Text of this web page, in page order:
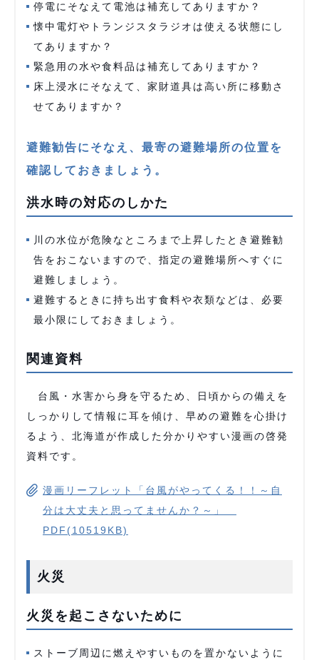
停電にそなえて電池は補充してありますか？
懐中電灯やトランジスタラジオは使える状態にし
てありますか？
緊急用の水や食料品は補充してありますか？
床上浸水にそなえて、家財道具は高い所に移動さ
せてありますか？
避難勧告にそなえ、最寄の避難場所の位置を
確認しておきましょう。
洪水時の対応のしかた
川の水位が危険なところまで上昇したとき避難勧
告をおこないますので、指定の避難場所へすぐに
避難しましょう。
避難するときに持ち出す食料や衣類などは、必要
最小限にしておきましょう。
関連資料
台風・水害から身を守るため、日頃からの備えを
しっかりして情報に耳を傾け、早めの避難を心掛け
るよう、北海道が作成した分かりやすい漫画の啓発
資料です。
漫画リーフレット「台風がやってくる！！～自
分は大丈夫と思ってませんか？～」
PDF(10519KB)
火災
火災を起こさないために
ストーブ周辺に燃えやすいものを置かないように